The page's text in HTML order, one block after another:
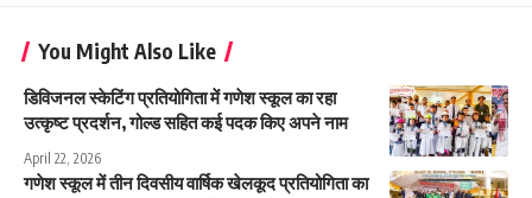
You Might Also Like
डिविजनल स्केटिंग प्रतियोगिता में गणेश स्कूल का रहा
उत्कृष्ट प्रदर्शन, गोल्ड सहित कई पदक किए अपने नाम
April 22, 2026
गणेश स्कूल में तीन दिवसीय वार्षिक खेलकूद प्रतियोगिता का